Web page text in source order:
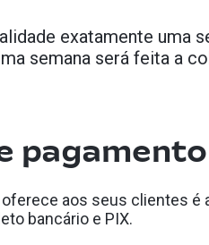
exatamente uma
semana será feita a
aos seus clientes
bancário e PIX.